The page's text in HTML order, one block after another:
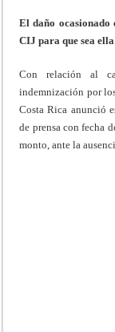
El daño
CIJ para que sea
Con relación al
indemnización por
Costa Rica anunció
de prensa con fecha
monto, ante la